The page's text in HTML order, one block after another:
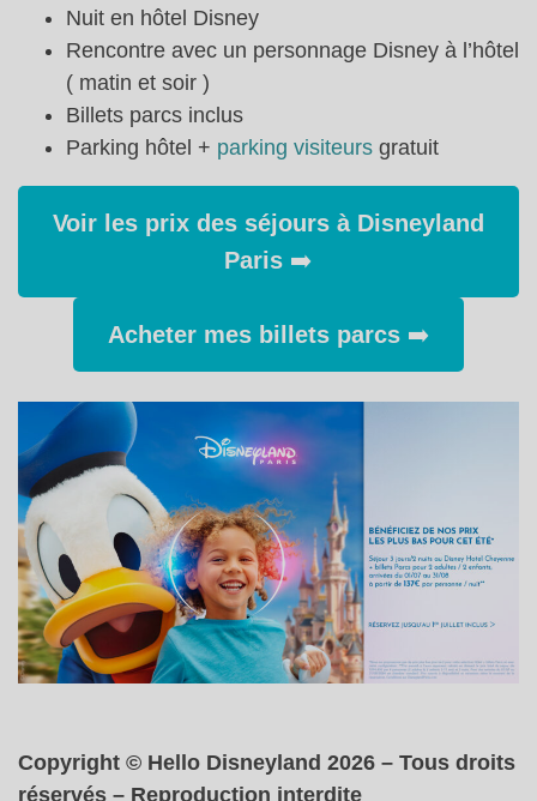
Nuit en hôtel Disney
Rencontre avec un personnage Disney à l’hôtel
( matin et soir )
Billets parcs inclus
Parking hôtel + parking visiteurs gratuit
Voir les prix des séjours à Disneyland
Paris ➡️
Acheter mes billets parcs➡️
Copyright © Hello Disneyland 2026 – Tous droits
réservés – Reproduction interdite